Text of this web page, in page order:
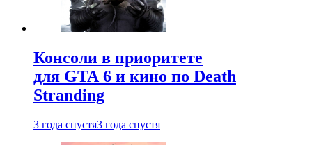
Консоли в приоритете
для GTA 6 и кино по Death
Stranding
3 года спустя3 года спустя